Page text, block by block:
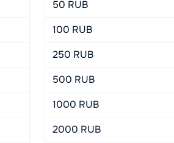
50 RUB
100 RUB
250 RUB
500 RUB
1000 RUB
2000 RUB